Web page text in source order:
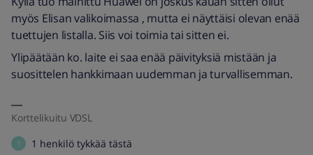
myös Elisan valikoimassa , mutta ei näyttäisi olevan enää
tuettujen listalla. Siis voi toimia tai sitten ei.
Ylipäätään ko. laite ei saa enää päivityksiä mistään ja
suosittelen hankkimaan uudemman ja turvallisemman.
Korttelikuitu VDSL
T 1 henkilö tykkää tästä